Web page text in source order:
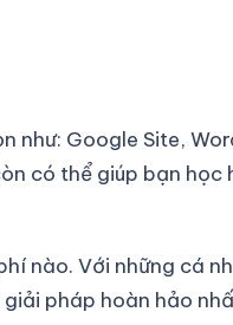
như: Google Site,
có thể giúp bạn
nào. Với những cá
pháp hoàn hảo